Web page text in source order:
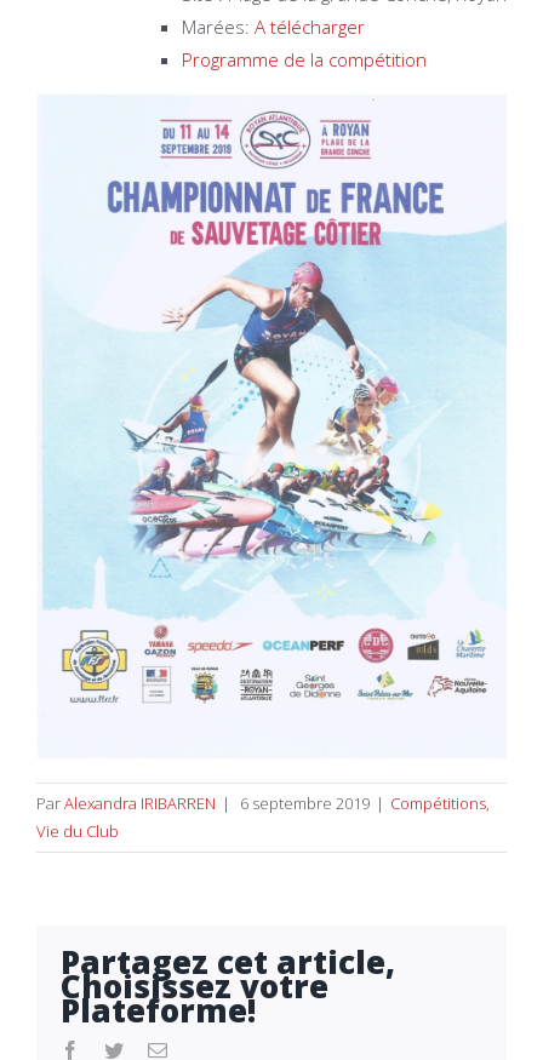
Marées: A télécharger
Programme de la compétition
ParAlexandra IRIBARREN | 6 septembre 2019 | Compétitions,
Vie du Club
Partagez cet article,
Choisissez votre
Plateforme!
facebook
twitterEmail